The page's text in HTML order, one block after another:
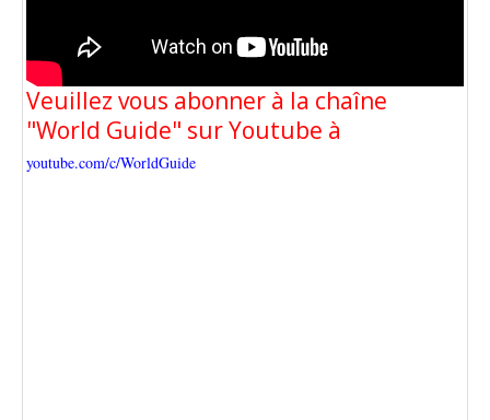
Veuillez vous abonner à la chaîne
"World Guide" sur Youtube à
youtube.com/c/WorldGuide